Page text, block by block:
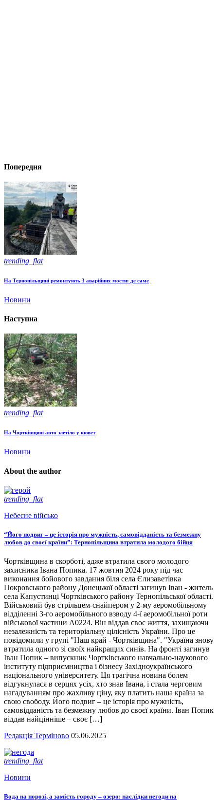
Попередня
trending_flat
На Тернопільщині ремонтують 3 аварійних мости: де саме
Новини
Наступна
trending_flat
На Чортківщині авто злетіло у кювет
Новини
About the author
trending_flat
Небесне військо
“Його подвиг – це історія про мужність, самовідданість та безмежну
любов до своєї країни”: Тернопільщина втратила молодого бійця
Чортківщина в скорботі, адже втратила свого молодого
захисника Івана Попика. 17 жовтня 2024 року під час
виконання бойового завдання біля села Єлизаветівка
Покровського району Донецької області загинув Іван - житель
села Капустинці Чортківського району Тернопільської області.
Військовий був стрільцем-снайпером у 2-му аеромобільному
відділенні 3-го аеромобільного взводу 4-ї аеромобільної роти
військової частини А0224. Він віддав своє життя, захищаючи
незалежність та територіальну цілісність України. Про це
повідомили у групі "Наш край - Чортківщина". "Україна знову
втратила одного зі своїх найкращих синів. На фронті загинув
Іван Попик – випускник Чортківського навчально-наукового
інституту підприємництва і бізнесу Західноукраїнського
національного університету. Ця трагічна новина болем
відгукнулася в серцях усіх, хто знав Івана, і стала черговим
нагадуванням про жахливу ціну, яку платить наша країна за
свою свободу. Його подвиг – це історія про мужність,
самовідданість та безмежну любов до своєї країни. Іван Попик
віддав найцінніше – своє […]
Редакція Терміново 05.06.2025
trending_flat
Новини
Вода на порозі, а замість городу – озеро: наслідки негоди на